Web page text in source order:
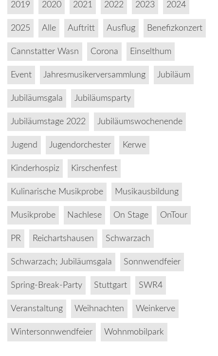
2019 2020 2021 2022 2023 2024
2025 Alle Auftritt Ausflug Benefizkonzert
Cannstatter Wasn Corona Einselthum
Event Jahresmusikerversammlung Jubiläum
Jubiläumsgala Jubiläumsparty
Jubiläumstage 2022 Jubiläumswochenende
Jugend Jugendorchester Kerwe
Kinderhospiz Kirschenfest
Kulinarische Musikprobe Musikausbildung
Musikprobe Nachlese On Stage OnTour
PR Reichartshausen Schwarzach
Schwarzach; Jubiläumsgala Sonnwendfeier
Spring-Break-Party Stuttgart SWR4
Veranstaltung Weihnachten Weinkerve
Wintersonnwendfeier Wohnmobilpark